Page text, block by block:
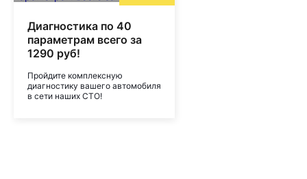
Диагностика по 40
параметрам всего за
1290 руб!
Пройдите комплексную
диагностику вашего автомобиля
в сети наших СТО!